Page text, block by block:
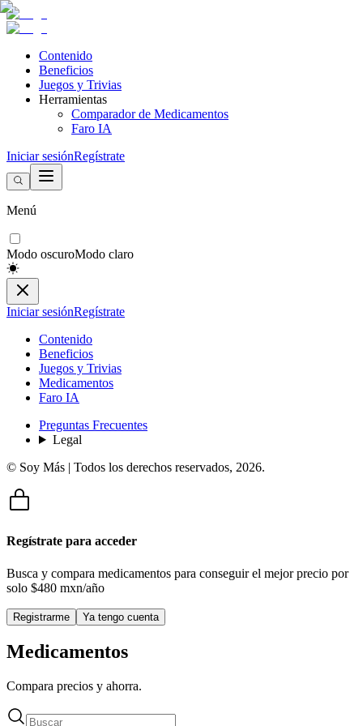
Contenido
Beneficios
Juegos y Trivias
Herramientas
Comparador de Medicamentos
Faro IA
Iniciar sesiónRegístrate
Menú
Modo oscuroModo claro
Iniciar sesiónRegístrate
Contenido
Beneficios
Juegos y Trivias
Medicamentos
Faro IA
Preguntas Frecuentes
Legal
© Soy Más | Todos los derechos reservados, 2026.
Regístrate para acceder
Busca y compara medicamentos para conseguir el mejor precio por
solo $480 mxn/año
Registrarme Ya tengo cuenta
Medicamentos
Compara precios y ahorra.